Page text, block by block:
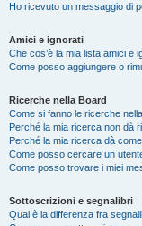
Ho ricevuto un messaggio di
Amici e ignorati
Che cos’è la mia lista amici e
Come posso aggiungere o
Ricerche nella Board
Come si fanno le ricerche
Perché la mia ricerca non dà
Perché la mia ricerca dà
Come posso cercare un
Come posso trovare i miei
Sottoscrizioni e segnalibri
Qual è la differenza fra